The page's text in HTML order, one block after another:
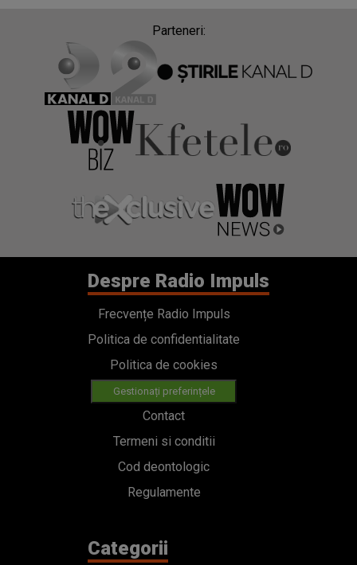
Parteneri:
Despre Radio Impuls
Frecvențe Radio Impuls
Politica de confidentialitate
Politica de cookies
Gestionați preferințele
Contact
Termeni si conditii
Cod deontologic
Regulamente
Categorii